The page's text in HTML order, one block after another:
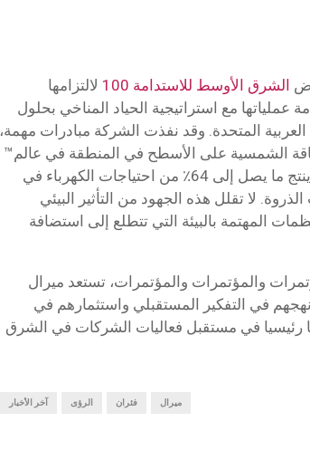
الشرق الأوسط للاستدامة 100
لالتزامها
عملياتها مع استراتيجية الحياد المناخي بحلول
العربية المتحدة. وقد نفذت الشركة مبادرات مهمة،
الشمسية على الأسطح في المنطقة في عالم™
وارنر براذرز أبوظبي، والذي ينتج ما يصل إلى 64٪ من احتياجات الكهرباء في
لا تقلل هذه الجهود من التأثير البيئي
المهتمة بالبيئة التي تتطلع إلى استضافة
والمؤتمرات والمؤتمرات، تستعد ميرال
نهجهم في التفكير المستقبلي واستثمارهم في
رئيسيا في مستقبل فعاليات الشركات في الشرق
آخر الأخبار الرؤى فئران ميرال